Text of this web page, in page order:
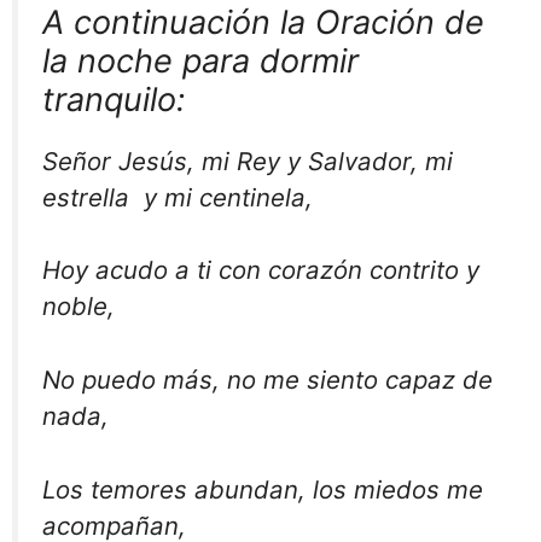
A continuación la Oración de
la noche para dormir
tranquilo:
Señor Jesús, mi Rey y Salvador, mi
estrella y mi centinela,
Hoy acudo a ti con corazón contrito y
noble,
No puedo más, no me siento capaz de
nada,
Los temores abundan, los miedos me
acompañan,